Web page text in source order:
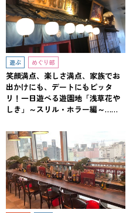
遊ぶ めぐり部
笑顔満点、楽しさ満点、家族でお
出かけにも、デートにもピッタ
リ！一日遊べる遊園地「浅草花や
しき」～スリル・ホラー編～……